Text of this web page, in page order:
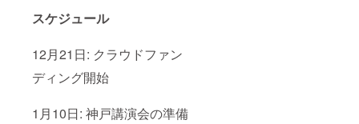
スケジュール
12月21日: クラウドファン
ディング開始
1月10日: 神戸講演会の準備